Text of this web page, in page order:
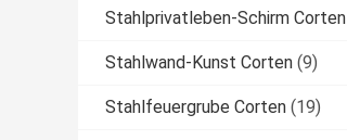
Stahlprivatleben-Schirm Corten
Stahlwand-Kunst Corten (9)
Stahlfeuergrube Corten (19)